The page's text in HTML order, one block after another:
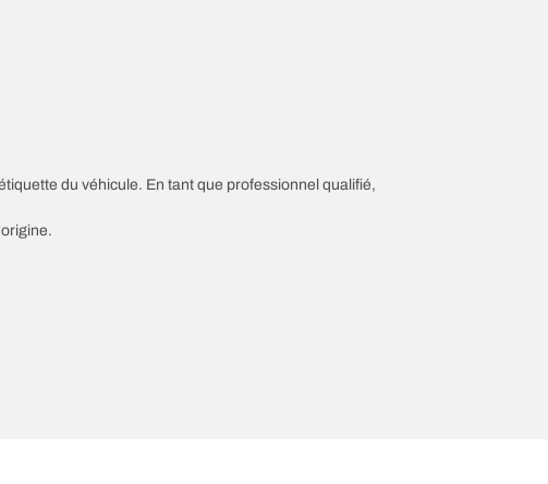
du véhicule. En tant que professionnel qualifié,